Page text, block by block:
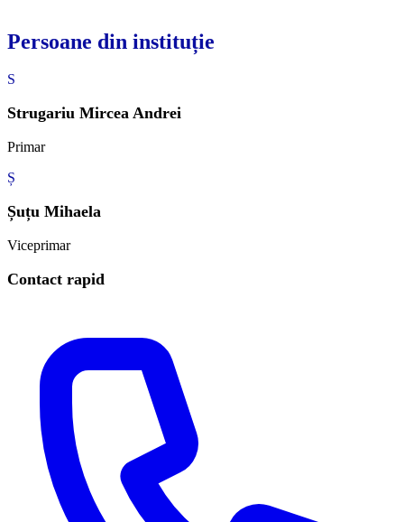
Persoane din instituție
S
Strugariu Mircea Andrei
Primar
Ș
Șuțu Mihaela
Viceprimar
Contact rapid